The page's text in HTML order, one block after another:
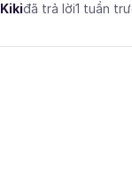
Kikiđã trả lời1 tuần